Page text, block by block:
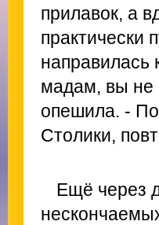
прилавок, а
практически
направилась
мадам, вы не
опешила. -
Столики,
Ещё через